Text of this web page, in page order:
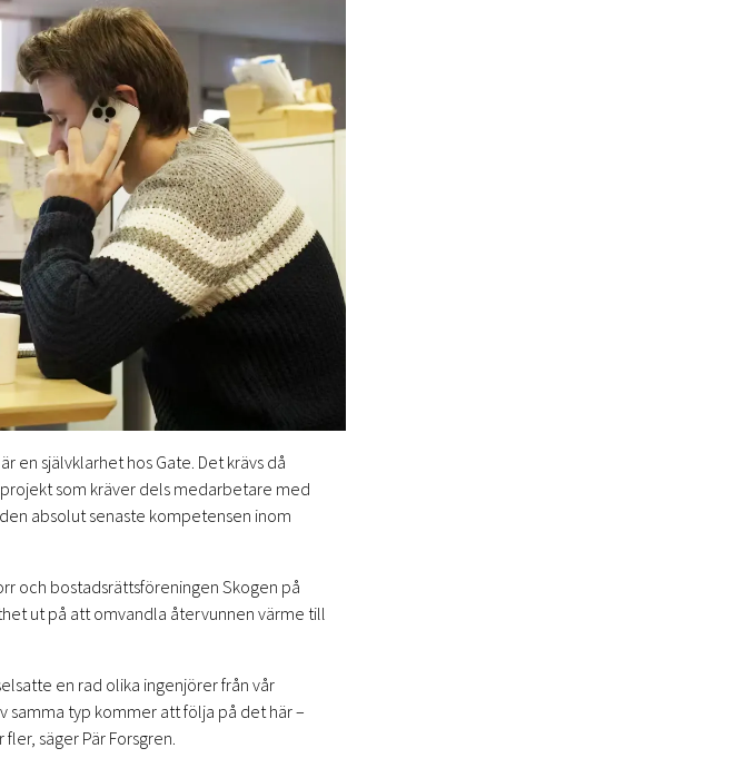
en självklarhet hos Gate. Det krävs då
som kräver dels medarbetare med
absolut senaste kompetensen inom
och bostadsrättsföreningen Skogen på
ut på att omvandla återvunnen värme till
en rad olika ingenjörer från vår
samma typ kommer att följa på det här –
säger Pär Forsgren.